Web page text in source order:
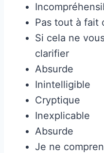
Pas tout à fait
Si cela ne
clarifier
Absurde
Inintelligible
Cryptique
Inexplicable
Absurde
Je ne